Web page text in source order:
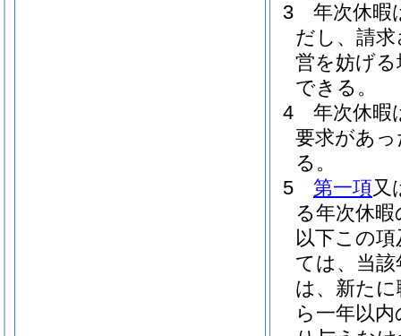
3
年次休暇
だし、請
営を妨げ
できる。
4
年次休暇
要求があ
る。
5
第一項又
る年次休
以下この項
ては、当
は、新た
ら一年以